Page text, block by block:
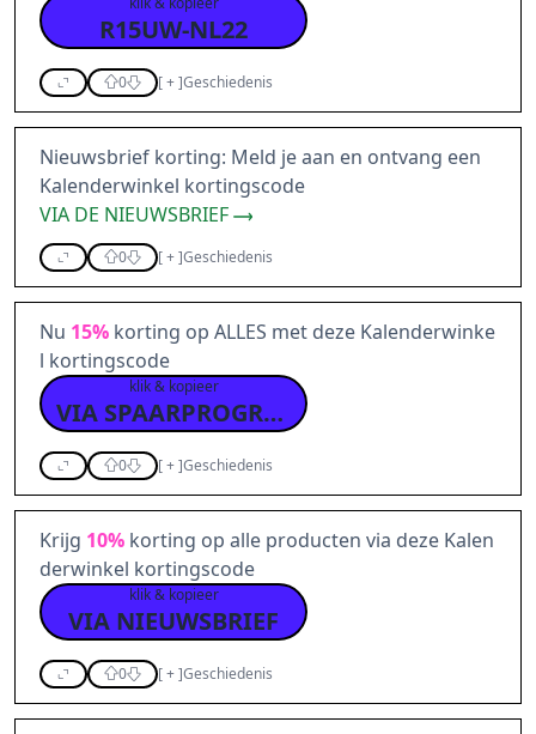
R15UW-NL22
0 [+]Geschiedenis
Nieuwsbrief korting: Meld je aan en ontvang een
Kalenderwinkel kortingscode
VIA DE NIEUWSBRIEF
0 [+]Geschiedenis
Nu 15% korting op ALLES met deze Kalenderwinke
l kortingscode
klik & kopieer
VIA SPAARPROGRAMMA
0 [+]Geschiedenis
Krijg 10% korting op alle producten via deze Kalen
derwinkel kortingscode
klik & kopieer
VIA NIEUWSBRIEF
0 [+]Geschiedenis